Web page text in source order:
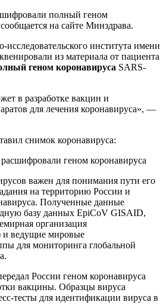
полный геном
на сайте Минздрава.
института имени
из материала от пациента
геном коронавируса SARS-
в разработке вакцин и
для лечения коронавируса», —
снимок коронавируса:
важен для понимания пути его
на территорию России и
Полученные данные
базу данных EpiCoV GISAID,
организация
и ведущие мировые
для мониторинга глобальной
России геном коронавируса
вакцины. Образцы вируса
тесты для идентификации вируса в